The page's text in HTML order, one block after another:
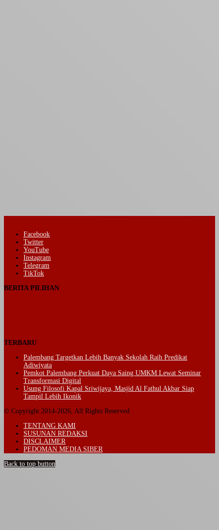
Facebook
Twitter
YouTube
Instagram
Telegram
TikTok
BERITA PILIHAN
TERBARU
Palembang Targetkan Lebih Banyak Sekolah Raih Predikat
Adiwiyata
Pemkot Palembang Perkuat Daya Saing UMKM Lewat Seminar
Transformasi Digital
Usung Filosofi Kapal Sriwijaya, Masjid Al Fathul Akbar Siap
Tampil Lebih Ikonik
© Copyright 2014-2026, All Rights Reserved
TENTANG KAMI
SUSUNAN REDAKSI
DISCLAIMER
PEDOMAN MEDIA SIBER
Back to top button